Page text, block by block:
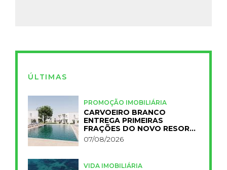
ÚLTIMAS
PROMOÇÃO IMOBILIÁRIA
CARVOEIRO BRANCO
ENTREGA PRIMEIRAS
FRAÇÕES DO NOVO RESORT
PRIMELIFE
07/08/2026
VIDA IMOBILIÁRIA